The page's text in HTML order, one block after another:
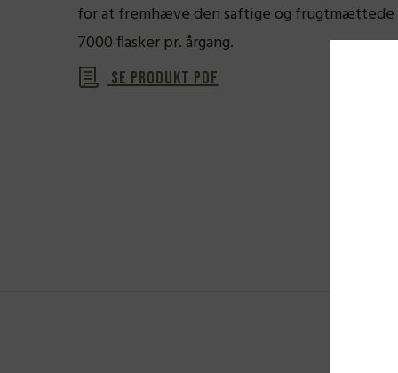
for at fremhæve den saftige og frugtmættede
7000 flasker pr. årgang.
Se produkt PDF